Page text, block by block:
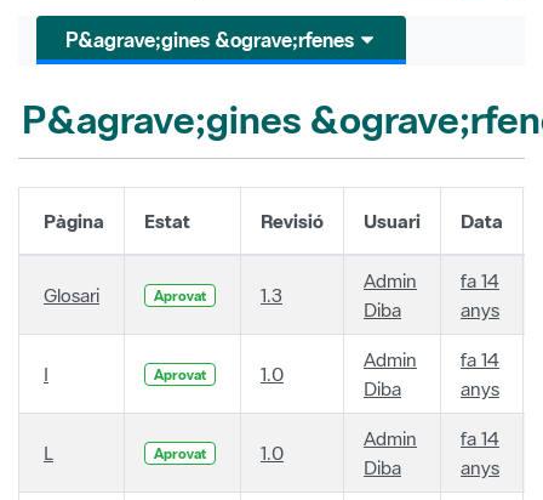
P&agrave;gines &ograve;rfenes
P&agrave;gines
Pàgina Estat Revisió Usuari Data
Glosari Aprovat 1.3
Admin
Diba
fa 14
anys
I Aprovat 1.0
Admin
Diba
fa 14
anys
L Aprovat 1.0
Admin
Diba
fa 14
anys